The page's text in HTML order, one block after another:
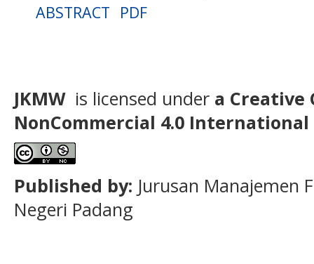
ABSTRACT PDF
JKMW is licensed under a
NonCommercial 4.0 International
Published by: Jurusan Manajemen
Negeri Padang